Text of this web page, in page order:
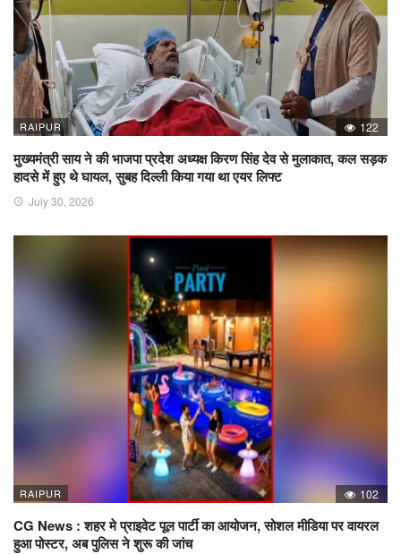
RAIPUR 122
मुख्यमंत्री साय ने की भाजपा प्रदेश अध्यक्ष किरण सिंह देव से मुलाकात, कल सड़क
हादसे में हुए थे घायल, सुबह दिल्ली किया गया था एयर लिफ्ट
July 30, 2026
RAIPUR 102
CG News : शहर मे प्राइवेट पूल पार्टी का आयोजन, सोशल मीडिया पर वायरल
हुआ पोस्टर, अब पुलिस ने शुरू की जांच